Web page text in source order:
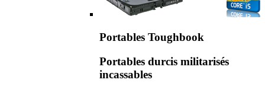
Portables Toughbook
Portables durcis militarisés
incassables